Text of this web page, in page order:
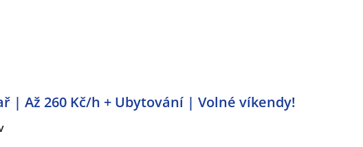
| Až 260 Kč/h + Ubytování | Volné víkendy!